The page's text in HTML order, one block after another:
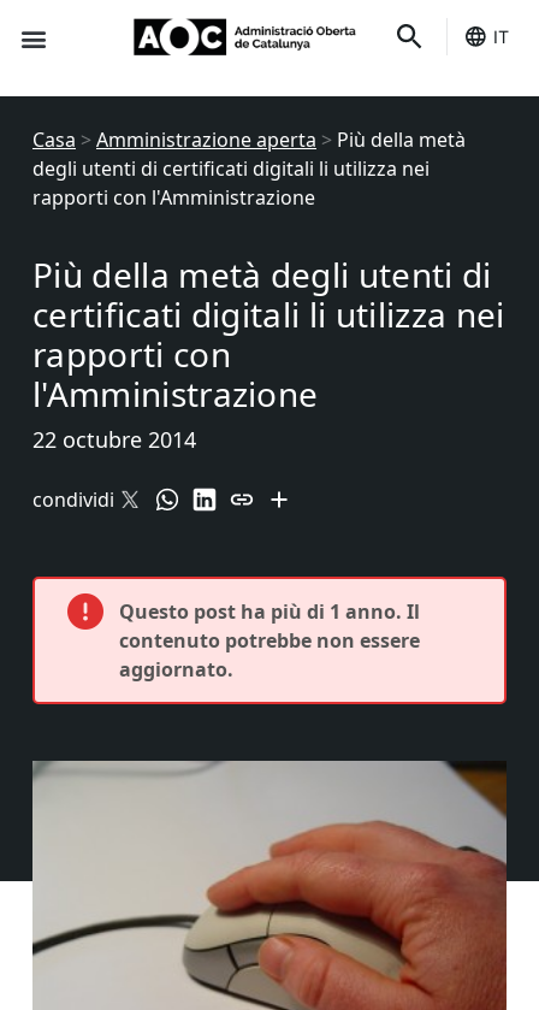
IT
Casa >Amministrazione aperta > Più della metà
degli utenti di certificati digitali li utilizza nei
rapporti con l'Amministrazione
Più della metà degli utenti di
certificati digitali li utilizza nei
rapporti con
l'Amministrazione
22 octubre 2014
condividi
Questo post ha più di 1 anno. Il
contenuto potrebbe non essere
aggiornato.